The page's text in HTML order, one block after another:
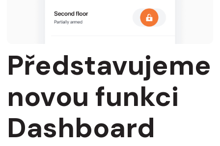
Představujeme
novou funkci
Dashboard